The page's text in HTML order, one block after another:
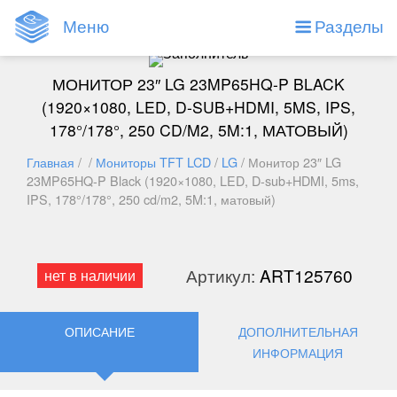
Меню Разделы
МОНИТОР 23″ LG 23MP65HQ-P BLACK
(1920×1080, LED, D-SUB+HDMI, 5MS, IPS,
178°/178°, 250 CD/M2, 5M:1, МАТОВЫЙ)
Главная / / Мониторы TFT LCD/ LG/ Монитор 23″ LG
23MP65HQ-P Black (1920×1080, LED, D-sub+HDMI, 5ms,
IPS, 178°/178°, 250 cd/m2, 5M:1, матовый)
нет в наличии Артикул: ART125760
ОПИСАНИЕ
ДОПОЛНИТЕЛЬНАЯ
ИНФОРМАЦИЯ